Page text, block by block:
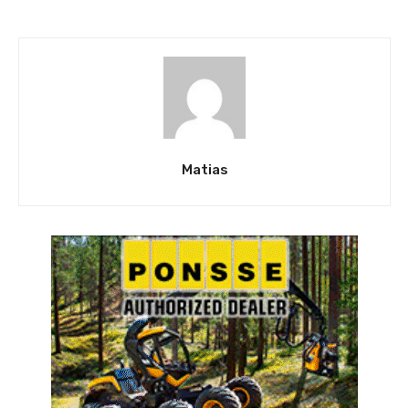
Matias